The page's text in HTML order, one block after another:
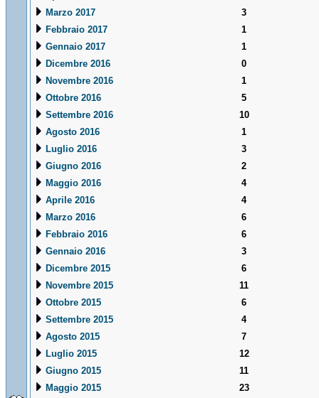
Marzo 2017
3
Febbraio 2017
1
Gennaio 2017
1
Dicembre 2016
0
Novembre 2016
1
Ottobre 2016
5
Settembre 2016
10
Agosto 2016
1
Luglio 2016
3
Giugno 2016
2
Maggio 2016
4
Aprile 2016
4
Marzo 2016
6
Febbraio 2016
6
Gennaio 2016
3
Dicembre 2015
6
Novembre 2015
11
Ottobre 2015
6
Settembre 2015
4
Agosto 2015
7
Luglio 2015
12
Giugno 2015
11
Maggio 2015
23